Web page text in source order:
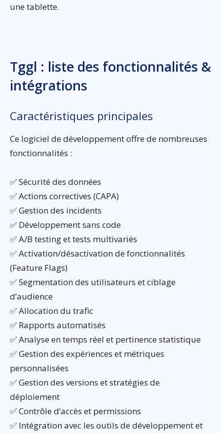
une tablette.
Tggl : liste des fonctionnalités &
intégrations
Caractéristiques principales
Ce logiciel de développement offre de nombreuses
fonctionnalités :
✅ Sécurité des données
✅ Actions correctives (CAPA)
✅ Gestion des incidents
✅ Développement sans code
✅ A/B testing et tests multivariés
✅ Activation/désactivation de fonctionnalités
(Feature Flags)
✅ Segmentation des utilisateurs et ciblage
d’audience
✅ Allocation du trafic
✅ Rapports automatisés
✅ Analyse en temps réel et pertinence statistique
✅ Gestion des expériences et métriques
personnalisées
✅ Gestion des versions et stratégies de
déploiement
✅ Contrôle d’accès et permissions
✅ Intégration avec les outils de développement et